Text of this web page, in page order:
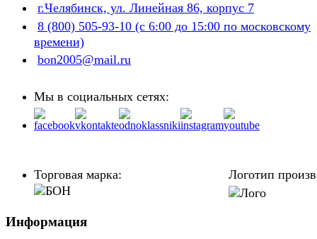
г.Челябинск, ул. Линейная 86, корпус 7
8 (800) 505-93-10 (с 6:00 до 15:00 по московскому
времени)
bon2005@mail.ru
Мы в социальных сетях:
Торговая марка: Логотип
Информация